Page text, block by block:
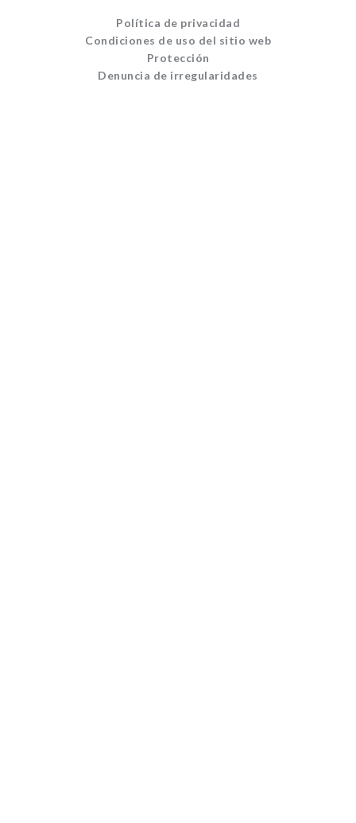
Política de privacidad
Condiciones de uso del sitio web
Protección
Denuncia de irregularidades